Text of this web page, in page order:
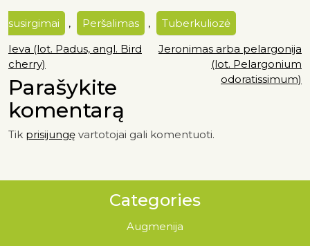
susirgimai , Peršalimas ,
Tuberkuliozė
Ieva (lot. Padus, angl. Bird
cherry)
Jeronimas arba pelargonija
(lot. Pelargonium
odoratissimum)
Parašykite
komentarą
Tik prisijungę vartotojai gali komentuoti.
Categories
Augmenija